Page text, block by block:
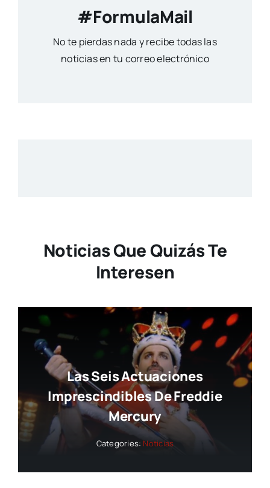
#FormulaMail
No te pierdas nada y recibe todas las
noticias en tu correo electrónico
Noticias Que Quizás Te
Interesen
Las Seis Actuaciones
Imprescindibles De Freddie
Mercury
Categories: Noticias